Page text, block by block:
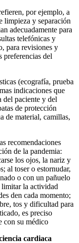
por ejemplo, a
limpieza y separación
adecuadamente para
telefónicas y
para revisiones y
preferencias del
(ecografía, prueba
indicaciones que
del paciente y del
de protección
de material, camillas,
recomendaciones
de la pandemia:
los ojos, la nariz y
al toser o estornudar,
o con un pañuelo
la actividad
den cada momento;
tos y dificultad para
es preciso
con su médico
cardiaca